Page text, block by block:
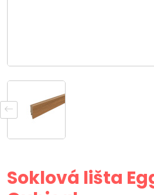
Soklová lišta